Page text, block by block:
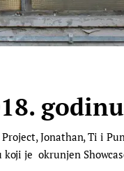
Jonathan, Ti i
koji je okrunjen